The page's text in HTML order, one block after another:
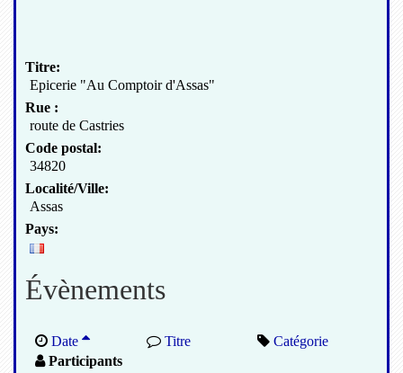
Titre:
Epicerie "Au Comptoir d'Assas"
Rue :
route de Castries
Code postal:
34820
Localité/Ville:
Assas
Pays:
Évènements
Date Titre
Catégorie
Participants